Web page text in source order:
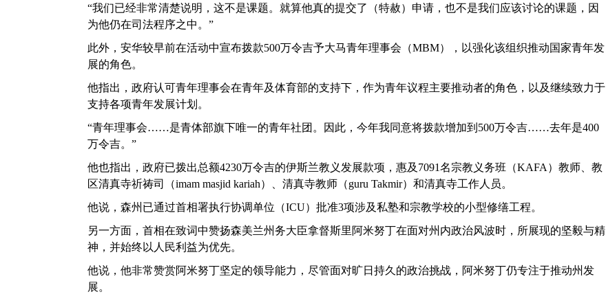
“我们已经非常清楚说明，这不是课题。就算他真的提交了（特赦）申请，也不是我们应该讨论的课题，因
为他仍在司法程序之中。”
此外，安华较早前在活动中宣布拨款500万令吉予大马青年理事会（MBM），以强化该组织推动国家青年发
展的角色。
他指出，政府认可青年理事会在青年及体育部的支持下，作为青年议程主要推动者的角色，以及继续致力于
支持各项青年发展计划。
“青年理事会……是青体部旗下唯一的青年社团。因此，今年我同意将拨款增加到500万令吉……去年是400
万令吉。”
他也指出，政府已拨出总额4230万令吉的伊斯兰教义发展款项，惠及7091名宗教义务班（KAFA）教师、教
区清真寺祈祷司（imam masjid kariah）、清真寺教师（guru Takmir）和清真寺工作人员。
他说，森州已通过首相署执行协调单位（ICU）批准3项涉及私塾和宗教学校的小型修缮工程。
另一方面，首相在致词中赞扬森美兰州务大臣拿督斯里阿米努丁在面对州内政治风波时，所展现的坚毅与精
神，并始终以人民利益为优先。
他说，他非常赞赏阿米努丁坚定的领导能力，尽管面对旷日持久的政治挑战，阿米努丁仍专注于推动州发
展。